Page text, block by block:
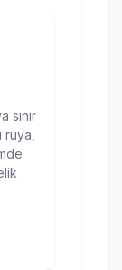
sınır
rüya,